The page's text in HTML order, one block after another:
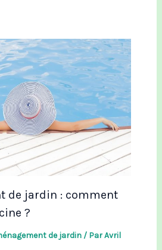
de jardin : comment
?
de jardin/ ParAvril